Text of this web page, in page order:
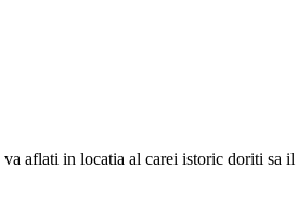
aflati in locatia al carei istoric doriti sa il